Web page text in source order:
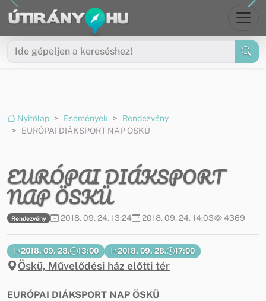
Ugrás a menüre
Ugrás a tartalomra
Nyitólap Események
Rendezvény
EURÓPAI DIÁKSPORT NAP ÖSKÜ
EURÓPAI DIÁKSPORT
NAP ÖSKÜ
Rendezvény 2018. 09. 24. 13:24 2018. 09. 24. 14:03 4369
2018. 09. 28. 13:00 2018. 09. 28. 17:00
Öskü, Művelődési ház előtti tér
EURÓPAI DIÁKSPORT NAP ÖSKÜ